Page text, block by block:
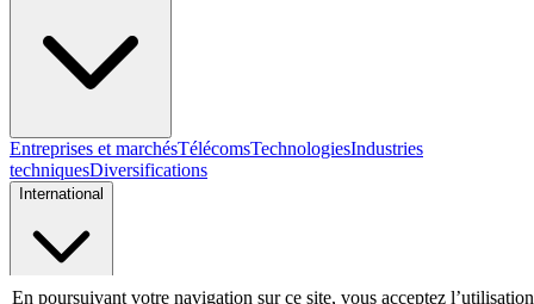
Entreprises et marchésTélécomsTechnologiesIndustries
techniquesDiversifications
International
En poursuivant votre navigation sur ce site, vous acceptez l’utilisation